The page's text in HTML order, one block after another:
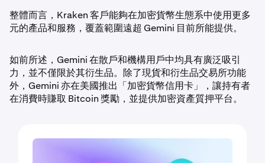
整體而言，Kraken 客戶能夠在加密貨幣生態系中使用更多
元的產品和服務，覆蓋範圍遠超 Gemini 目前所能提供。
如前所述，Gemini 在散戶和機構用戶中均具有廣泛吸引
力，並不僅限於其衍生品。除了現貨和衍生品交易所功能
外，Gemini 亦在美國推出「加密貨幣信用卡」，讓持有者
在消費時賺取 Bitcoin 獎勵，並提供加密資產質押平台。